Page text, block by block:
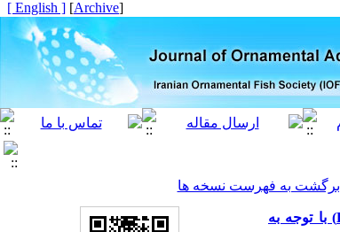
[
Archive
]
[ English ]
برگشت به فهرست نسخه ها
مقایسه تحلیل ممیزی خطی و نزدیک ترین همسایه برای دسته بندی تیمارهای تغذیهای ماهی سوروم (Heros severous) با توجه به